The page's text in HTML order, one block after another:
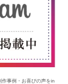
事例・お喜びの声をin